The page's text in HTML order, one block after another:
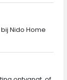
Nido Home